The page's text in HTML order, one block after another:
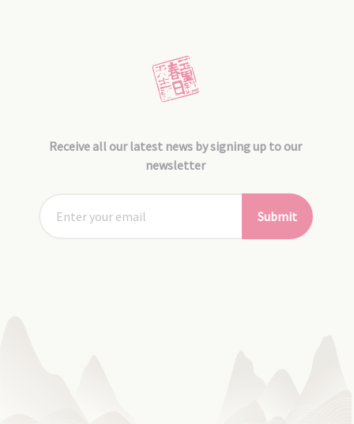
Receive all our latest news by signing up to our
newsletter
Submit